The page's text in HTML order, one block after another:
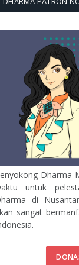
Dharma
untuk
di
sangat